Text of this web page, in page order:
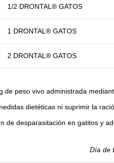
1/2 DRONTAL® GATOS
1 DRONTAL® GATOS
2 DRONTAL® GATOS
de peso vivo administrada
dietéticas ni suprimir la
de desparasitación en gatitos y
Día de